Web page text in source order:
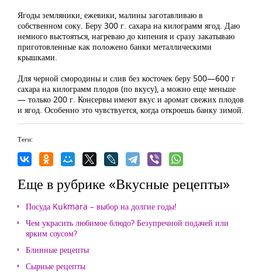
Ягоды земляники, ежевики, малины заготавливаю в
собственном соку. Беру 300 г. сахара на килограмм ягод. Даю
немного выстояться, нагреваю до кипения и сразу закатываю
приготовленные как положено банки металлическими
крышками.
Для черной смородины и слив без косточек беру 500—600 г
сахара на килограмм плодов (по вкусу), а можно еще меньше
— только 200 г. Консервы имеют вкус и аромат свежих плодов
и ягод. Особенно это чувствуется, когда откроешь банку зимой.
Теги:
Еще в рубрике «Вкусные рецепты»
Посуда Kukmara – выбор на долгие годы!
Чем украсить любимое блюдо? Безупречной подачей или
ярким соусом?
Блинные рецепты
Сырные рецепты